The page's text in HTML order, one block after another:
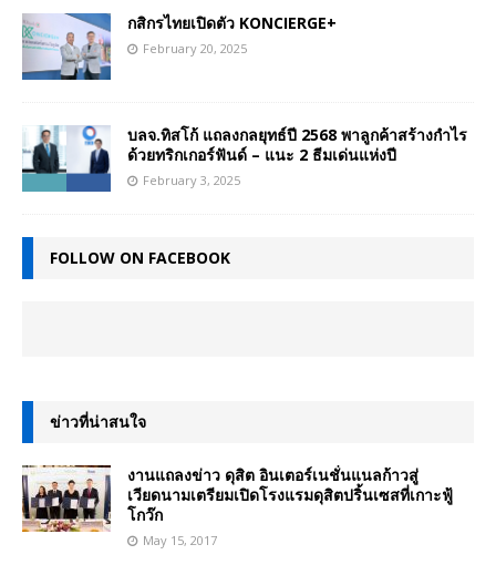
กสิกรไทยเปิดตัว KONCIERGE+
February 20, 2025
บลจ.ทิสโก้ แถลงกลยุทธ์ปี 2568 พาลูกค้าสร้างกำไร
ด้วยทริกเกอร์ฟันด์ – แนะ 2 ธีมเด่นแห่งปี
February 3, 2025
FOLLOW ON FACEBOOK
ข่าวที่น่าสนใจ
งานแถลงข่าว ดุสิต อินเตอร์เนชั่นแนลก้าวสู่
เวียดนามเตรียมเปิดโรงแรมดุสิตปริ้นเซสที่เกาะฟู้
โกว๊ก
May 15, 2017